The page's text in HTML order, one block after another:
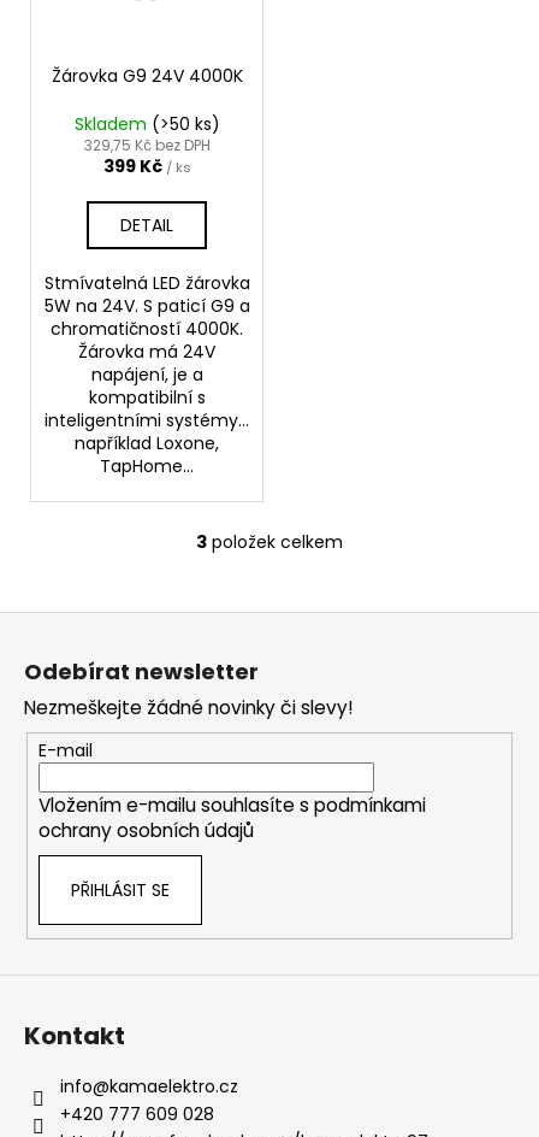
Žárovka G9 24V 4000K
Skladem (>50 ks)
329,75 Kč bez DPH
399 Kč / ks
DETAIL
Stmívatelná LED žárovka
5W na 24V. S paticí G9 a
chromatičností 4000K.
Žárovka má 24V
napájení, je a
kompatibilní s
inteligentními systémy...
například Loxone,
TapHome...
O
l
c
í
p
r
v
i
3 položek celkem
Odebírat newsletter
Nezmeškejte žádné novinky či slevy!
E-mail
Vložením e-mailu souhlasíte s podmínkami
ochrany osobních údajů
PŘIHLÁSIT SE
Kontakt
info@kamaelektro.cz
+420 777 609 028